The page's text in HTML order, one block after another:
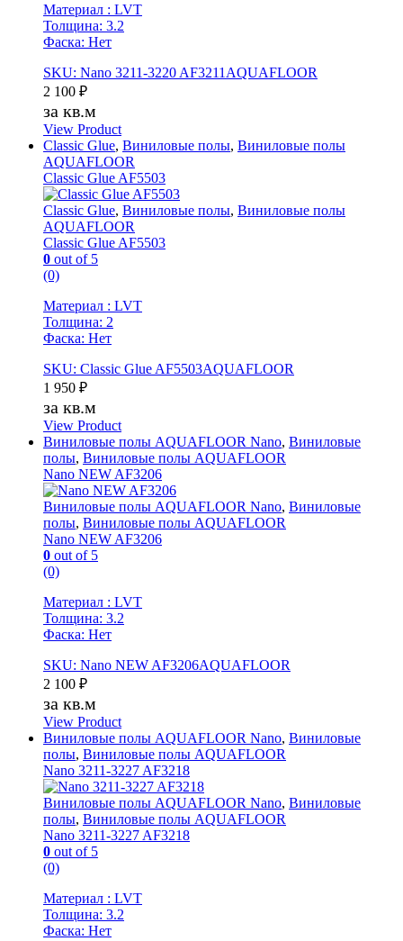
Материал : LVT
Толщина: 3.2
Фаска: Нет
SKU: Nano 3211-3220 AF3211AQUAFLOOR
2 100 ₽
за кв.м
View Product
Classic Glue, Виниловые полы, Виниловые полы
AQUAFLOOR
Classic Glue AF5503
Classic Glue, Виниловые полы, Виниловые полы
AQUAFLOOR
Classic Glue AF5503
0 out of 5
(0)
Материал : LVT
Толщина: 2
Фаска: Нет
SKU: Classic Glue AF5503AQUAFLOOR
1 950 ₽
за кв.м
View Product
Виниловые полы AQUAFLOOR Nano, Виниловые
полы, Виниловые полы AQUAFLOOR
Nano NEW AF3206
Виниловые полы AQUAFLOOR Nano, Виниловые
полы, Виниловые полы AQUAFLOOR
Nano NEW AF3206
0 out of 5
(0)
Материал : LVT
Толщина: 3.2
Фаска: Нет
SKU: Nano NEW AF3206AQUAFLOOR
2 100 ₽
за кв.м
View Product
Виниловые полы AQUAFLOOR Nano, Виниловые
полы, Виниловые полы AQUAFLOOR
Nano 3211-3227 AF3218
Виниловые полы AQUAFLOOR Nano, Виниловые
полы, Виниловые полы AQUAFLOOR
Nano 3211-3227 AF3218
0 out of 5
(0)
Материал : LVT
Толщина: 3.2
Фаска: Нет